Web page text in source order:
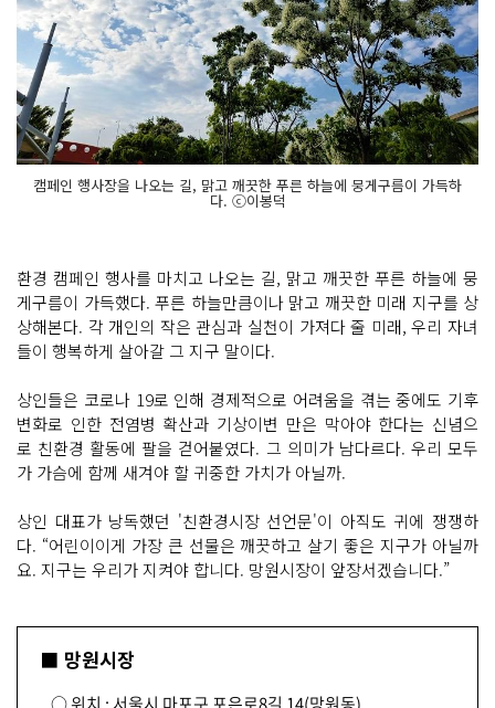
캠페인 행사장을 나오는 길, 맑고 깨끗한 푸른 하늘에 뭉게구름이 가득하
다. ⓒ이봉덕
환경 캠페인 행사를 마치고 나오는 길, 맑고 깨끗한 푸른 하늘에 뭉
게구름이 가득했다. 푸른 하늘만큼이나 맑고 깨끗한 미래 지구를 상
상해본다. 각 개인의 작은 관심과 실천이 가져다 줄 미래, 우리 자녀
들이 행복하게 살아갈 그 지구 말이다.
상인들은 코로나 19로 인해 경제적으로 어려움을 겪는 중에도 기후
변화로 인한 전염병 확산과 기상이변 만은 막아야 한다는 신념으
로 친환경 활동에 팔을 걷어붙였다. 그 의미가 남다르다. 우리 모두
가 가슴에 함께 새겨야 할 귀중한 가치가 아닐까.
상인 대표가 낭독했던 '친환경시장 선언문'이 아직도 귀에 쟁쟁하
다. “어린이이게 가장 큰 선물은 깨끗하고 살기 좋은 지구가 아닐까
요. 지구는 우리가 지켜야 합니다. 망원시장이 앞장서겠습니다.”
■ 망원시장